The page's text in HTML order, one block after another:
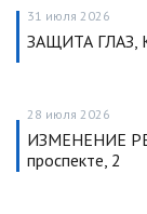
31 июля 2026
ЗАЩИТА ГЛАЗ,
28 июля 2026
ИЗМЕНЕНИЕ
проспекте, 2